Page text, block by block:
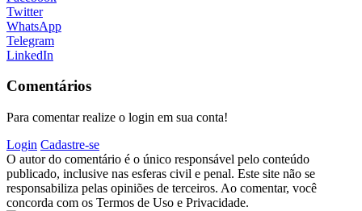
Twitter
WhatsApp
Telegram
LinkedIn
Comentários
Para comentar realize o login em sua conta!
Login Cadastre-se
O autor do comentário é o único responsável pelo conteúdo
publicado, inclusive nas esferas civil e penal. Este site não se
responsabiliza pelas opiniões de terceiros. Ao comentar, você
concorda com os Termos de Uso e Privacidade.